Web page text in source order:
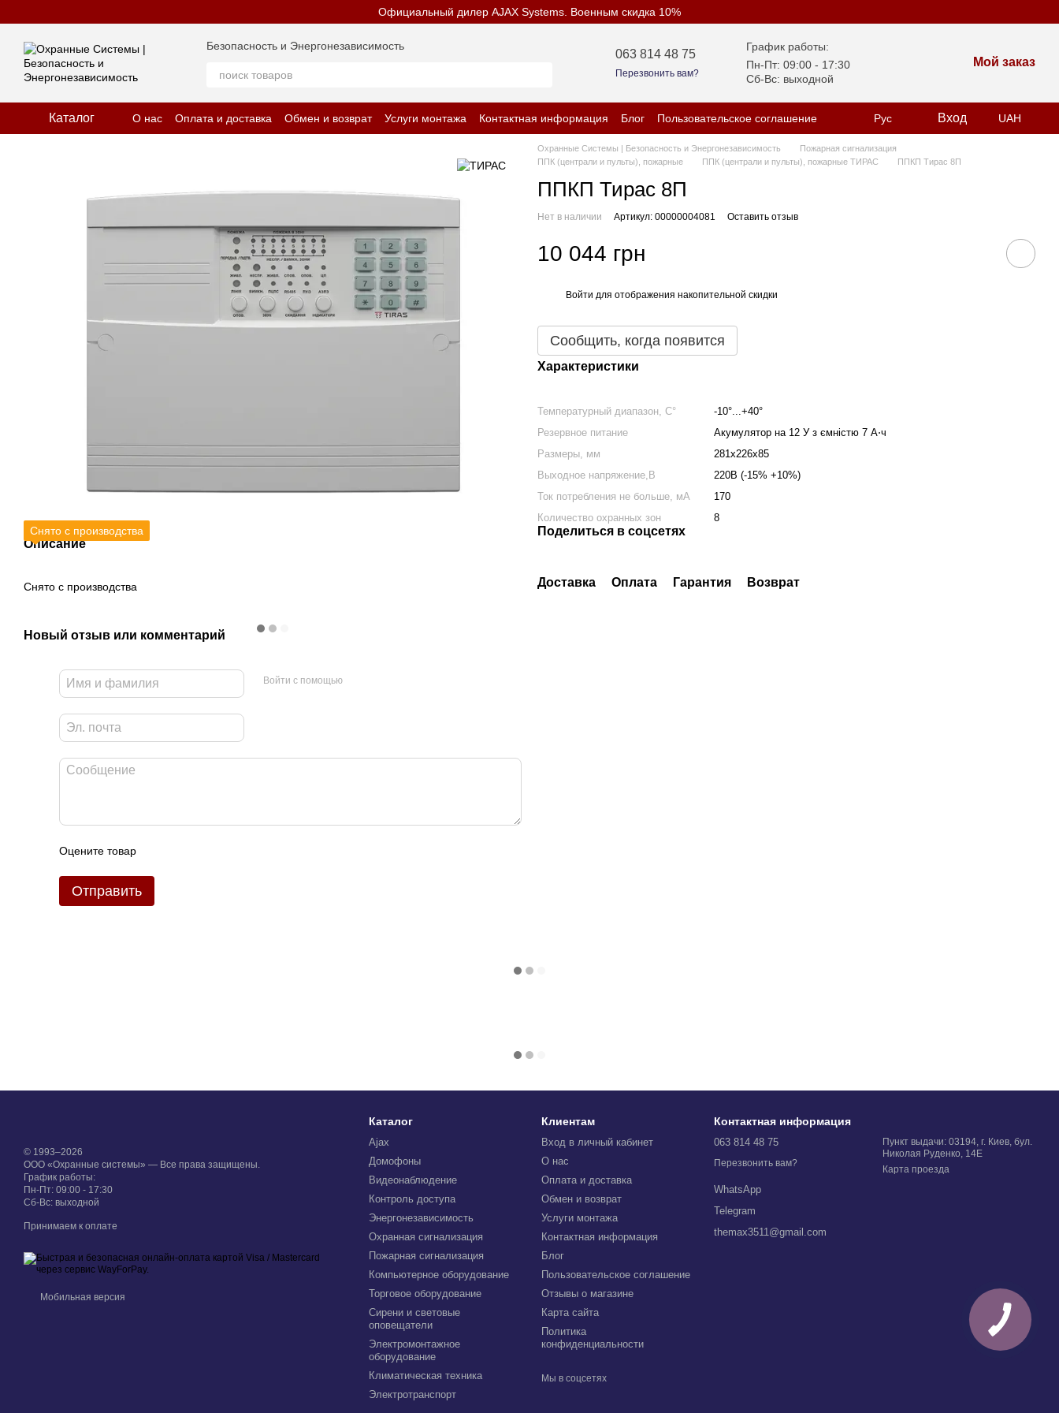
Официальный дилер AJAX Systems. Военным скидка 10%
Безопасность и Энергонезависимость
063 814 48 75
Перезвонить вам?
График работы:
Пн-Пт: 09:00 - 17:30
Сб-Вс: выходной
Мой заказ
Каталог О нас Оплата и доставка Обмен и возврат Услуги монтажа Контактная информация Блог
Пользовательское соглашение
Отзывы о магазине
Политика конфиденциальности
Рус Вход UAH
Снято с производства
Описание
Снято с производства
Новый отзыв или комментарий
Войти с помощью
Оцените товар
Отправить
Охранные Системы | Безопасность и Энергонезависимость
Пожарная сигнализация
ППК (централи и пульты), пожарные
ППК (централи и пульты), пожарные ТИРАС ППКП Тирас 8П
ППКП Тирас 8П
Нет в наличии Артикул: 00000004081 Оставить отзыв
10 044 грн
Войти для отображения накопительной скидки
Сообщить, когда появится
Характеристики
Температурный диапазон, C°
-10°...+40°
Резервное питание
Акумулятор на 12 У з ємністю 7 А⋅ч
Размеры, мм
281х226х85
Выходное напряжение,В
220В (-15% +10%)
Ток потребления не больше, мА
170
Количество охранных зон
8
Поделиться в соцсетях
Доставка Оплата Гарантия Возврат
© 1993–2026
ООО «Охранные системы» — Все права защищены.
График работы:
Пн-Пт: 09:00 - 17:30
Сб-Вс: выходной
Принимаем к оплате
Мобильная версия
Каталог
Ajax
Домофоны
Видеонаблюдение
Контроль доступа
Энергонезависимость
Охранная сигнализация
Пожарная сигнализация
Компьютерное оборудование
Торговое оборудование
Сирени и световые
оповещатели
Электромонтажное
оборудование
Климатическая техника
Электротранспорт
Клиентам
Вход в личный кабинет
О нас
Оплата и доставка
Обмен и возврат
Услуги монтажа
Контактная информация
Блог
Пользовательское соглашение
Отзывы о магазине
Карта сайта
Политика
конфиденциальности
Мы в соцсетях
Контактная информация
063 814 48 75
Перезвонить вам?
WhatsApp
Telegram
themax3511@gmail.com
Пункт выдачи: 03194, г. Киев, бул.
Николая Руденко, 14Е
Карта проезда